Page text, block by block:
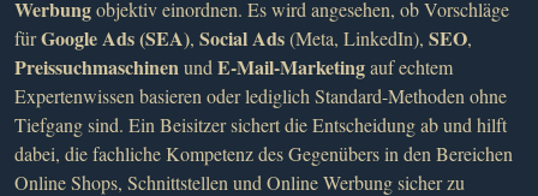
Werbungobjektiv einordnen. Es wird angesehen, ob Vorschläge
fürGoogle Ads (SEA), Social Ads(Meta, LinkedIn), SEO,
Preissuchmaschinenund E-Mail-Marketingauf echtem
Expertenwissen basieren oder lediglich Standard-Methoden ohne
Tiefgang sind. Ein Beisitzer sichert die Entscheidung ab und hilft
dabei, die fachliche Kompetenz des Gegenübers in den Bereichen
Online Shops, Schnittstellen und Online Werbung sicher zu